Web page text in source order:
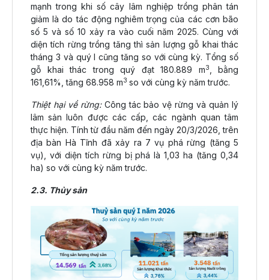
mạnh trong khi số cây lâm nghiệp trồng phân tán
giảm là do tác động nghiêm trọng của các cơn bão
số 5 và số 10 xảy ra vào cuối năm 2025. Cùng với
diện tích rừng trồng tăng thì sản lượng gỗ khai thác
tháng 3 và quý I cũng tăng so với cùng kỳ. Tổng số
gỗ khai thác trong quý đạt 180.889 m3
, bằng
161,61%, tăng 68.958 m3 so với cùng kỳ năm trước.
Thiệt hại về rừng:Công tác bảo vệ rừng và quản lý
lâm sản luôn được các cấp, các ngành quan tâm
thực hiện. Tính từ đầu năm đến ngày 20/3/2026, trên
địa bàn Hà Tĩnh đã xảy ra 7 vụ phá rừng (tăng 5
vụ), với diện tích rừng bị phá là 1,03 ha (tăng 0,34
ha) so với cùng kỳ năm trước.
2.3. Thủy sản